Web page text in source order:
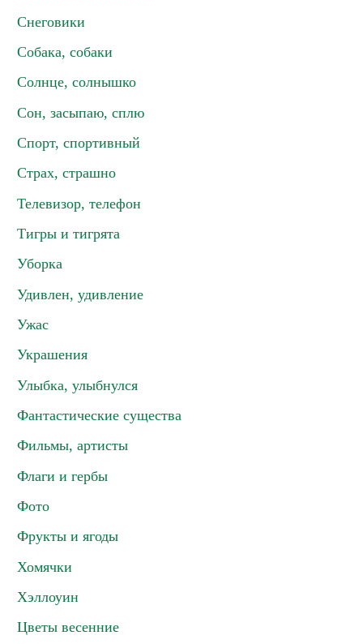
Снеговики
Собака, собаки
Солнце, солнышко
Сон, засыпаю, сплю
Спорт, спортивный
Страх, страшно
Телевизор, телефон
Тигры и тигрята
Уборка
Удивлен, удивление
Ужас
Украшения
Улыбка, улыбнулся
Фантастические существа
Фильмы, артисты
Флаги и гербы
Фото
Фрукты и ягоды
Хомячки
Хэллоуин
Цветы весенние